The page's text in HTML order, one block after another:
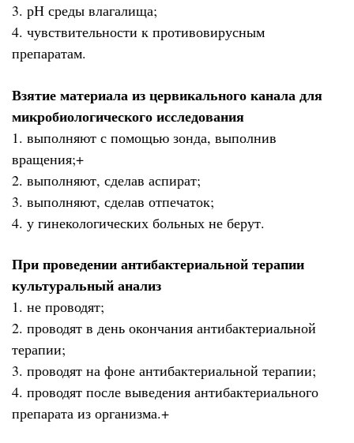
3. рН среды влагалища;
4. чувствительности к противовирусным
препаратам.
Взятие материала из цервикального канала для
микробиологического исследования
1. выполняют с помощью зонда, выполнив
вращения;+
2. выполняют, сделав аспират;
3. выполняют, сделав отпечаток;
4. у гинекологических больных не берут.
При проведении антибактериальной терапии
культуральный анализ
1. не проводят;
2. проводят в день окончания антибактериальной
терапии;
3. проводят на фоне антибактериальной терапии;
4. проводят после выведения антибактериального
препарата из организма.+